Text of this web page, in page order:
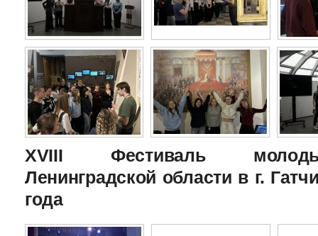
XVIII Фестиваль
Ленинградской области в г.
года